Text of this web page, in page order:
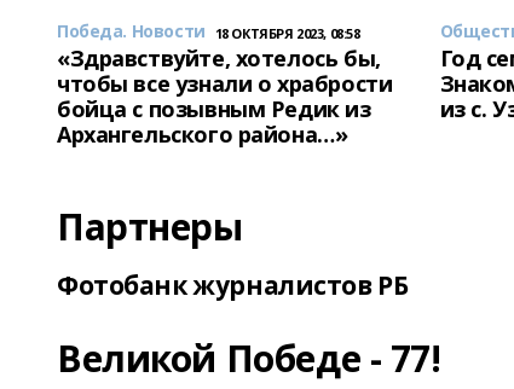
Победа. Новости 18 ОКТЯБРЯ 2023, 08:58
«Здравствуйте, хотелось бы,
чтобы все узнали о храбрости
бойца с позывным Редик из
Архангельского района…»
Год
из с.
Партнеры
Фотобанк журналистов РБ
Великой Победе - 77!